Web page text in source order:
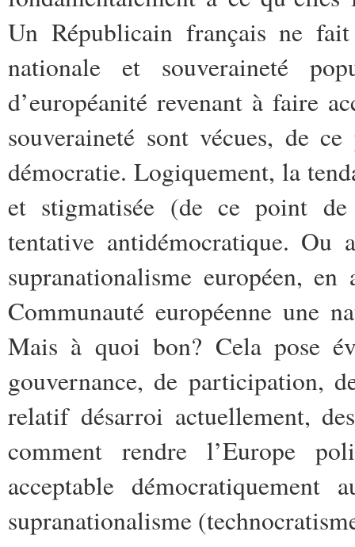
Un Républicain français ne
nationale et souveraineté
d’européanité revenant à faire
souveraineté sont vécues, de
démocratie. Logiquement, la
et stigmatisée (de ce point
tentative antidémocratique.
supranationalisme européen,
Communauté européenne une
Mais à quoi bon? Cela pose
gouvernance, de participation,
relatif désarroi actuellement,
comment rendre l’Europe
acceptable
supranationalisme